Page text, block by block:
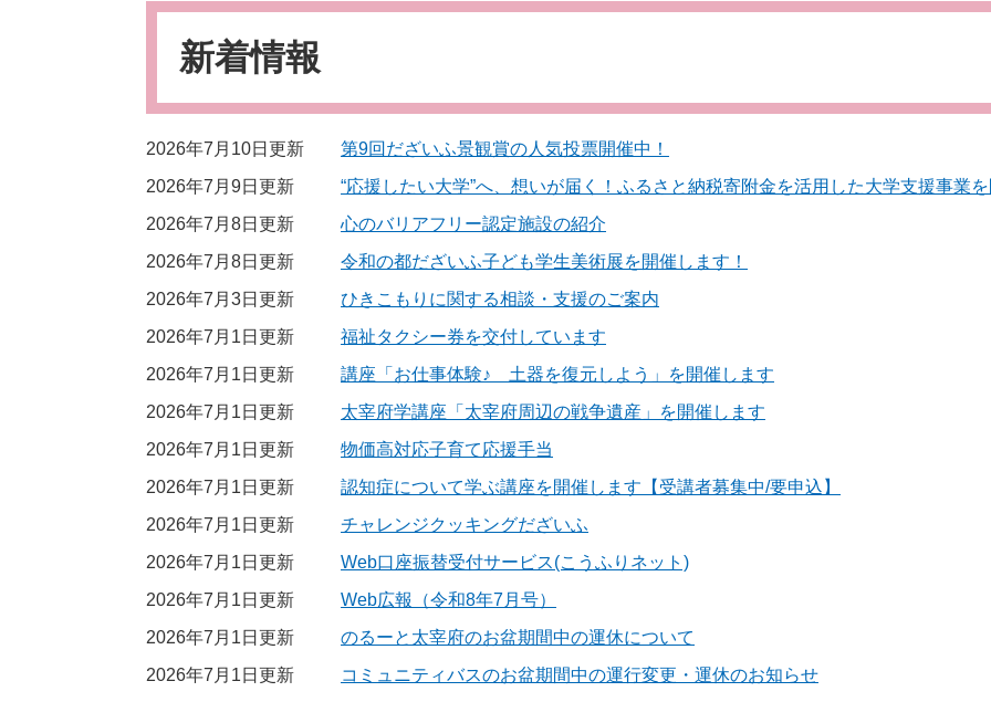
タ
本
新着情報
2026年7月10日更新
第9回だざいふ景観賞の人気投票開催中！
2026年7月9日更新
“応援したい大学”へ、想いが届く！ふるさと納税寄附金を活用した大学支援事業
2026年7月8日更新
心のバリアフリー認定施設の紹介
2026年7月8日更新
令和の都だざいふ子ども学生美術展を開催します！
2026年7月3日更新
ひきこもりに関する相談・支援のご案内
2026年7月1日更新
福祉タクシー券を交付しています
2026年7月1日更新
講座「お仕事体験♪ 土器を復元しよう」を開催します
2026年7月1日更新
太宰府学講座「太宰府周辺の戦争遺産」を開催します
2026年7月1日更新
物価高対応子育て応援手当
2026年7月1日更新
認知症について学ぶ講座を開催します【受講者募集中/要申込】
2026年7月1日更新
チャレンジクッキングだざいふ
2026年7月1日更新
Web口座振替受付サービス(こうふりネット)
2026年7月1日更新
Web広報（令和8年7月号）
2026年7月1日更新
のるーと太宰府のお盆期間中の運休について
2026年7月1日更新
コミュニティバスのお盆期間中の運行変更・運休のお知らせ